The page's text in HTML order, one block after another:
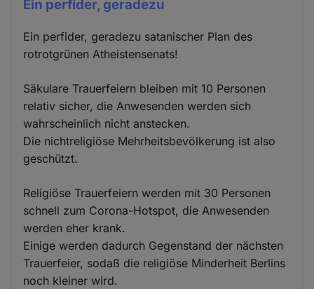
Ein perfider, geradezu
Ein perfider, geradezu satanischer Plan des
rotrotgrünen Atheistensenats!
Säkulare Trauerfeiern bleiben mit 10 Personen
relativ sicher, die Anwesenden werden sich
wahrscheinlich nicht anstecken.
Die nichtreligiöse Mehrheitsbevölkerung ist also
geschützt.
Religiöse Trauerfeiern werden mit 30 Personen
schnell zum Corona-Hotspot, die Anwesenden
werden eher krank.
Einige werden dadurch Gegenstand der nächsten
Trauerfeier, sodaß die religiöse Minderheit Berlins
noch kleiner wird.